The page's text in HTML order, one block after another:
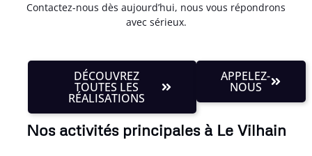
Contactez-nous dès aujourd’hui, nous vous répondrons
avec sérieux.
DÉCOUVREZ
TOUTES LES
RÉALISATIONS
APPELEZ-
NOUS
Nos activités principales à Le Vilhain